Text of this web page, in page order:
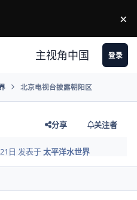
×
主视角中国 登录
北京电视台披露朝阳区
分享
关注者
日 发表于太平洋水世界